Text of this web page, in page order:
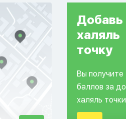
Добавь
халяль
точку
Вы получите
баллов за
халяль